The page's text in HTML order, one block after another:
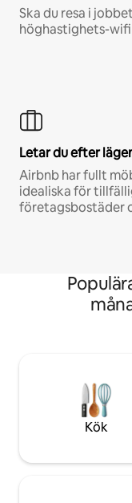
Ska du resa i
höghastighets-
Letar du efter
Airbnb har fullt
idealiska för
företagsbostäder
Kök